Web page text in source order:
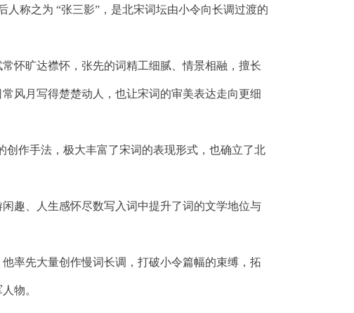
称之为 “张三影”，是北宋词坛由小令向长调过渡的
怀旷达襟怀，张先的词精工细腻、情景相融，擅长
风月写得楚楚动人，也让宋词的审美表达走向更细
创作手法，极大丰富了宋词的表现形式，也确立了北
趣、人生感怀尽数写入词中提升了词的文学地位与
率先大量创作慢词长调，打破小令篇幅的束缚，拓
物。